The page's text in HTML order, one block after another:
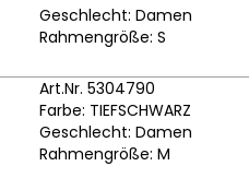
Geschlecht: Damen
Rahmengröße: S
Art.Nr. 5304790
Farbe: TIEFSCHWARZ
Geschlecht: Damen
Rahmengröße: M